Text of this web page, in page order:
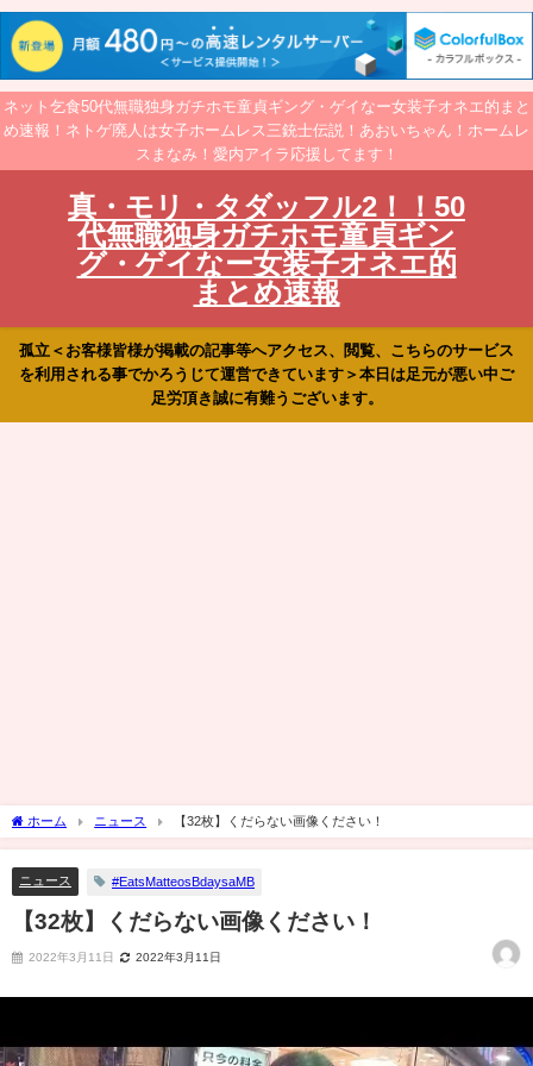
ネット乞食50代無職独身ガチホモ童貞ギング・ゲイなー女装子オネエ的まと
め速報！ネトゲ廃人は女子ホームレス三銃士伝説！あおいちゃん！ホームレ
スまなみ！愛内アイラ応援してます！
真・モリ・タダッフル2！！50
代無職独身ガチホモ童貞ギン
グ・ゲイなー女装子オネエ的
まとめ速報
孤立＜お客様皆様が掲載の記事等へアクセス、閲覧、こちらのサービス
を利用される事でかろうじて運営できています＞本日は足元が悪い中ご
足労頂き誠に有難うございます。
ホーム ニュース 【32枚】くだらない画像ください！
ニュース #EatsMatteosBdaysaMB
【32枚】くだらない画像ください！
2022年3月11日 2022年3月11日